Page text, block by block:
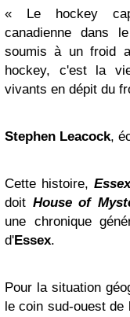
« Le hockey
canadienne dans
soumis à un froid
hockey, c'est la
vivants en dépit du
Stephen Leacock,
Cette histoire,
doit House of
une chronique
d'Essex.
Pour la situation
le coin sud-ouest de